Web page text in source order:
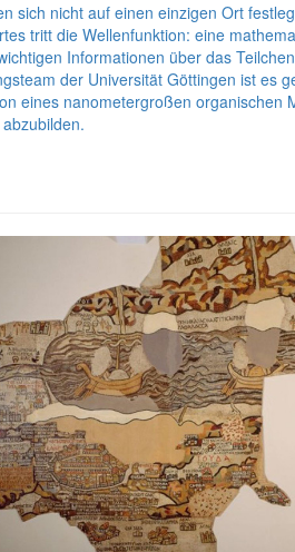
sich nicht auf einen einzigen Ort
tritt die Wellenfunktion: eine
Informationen über das
der Universität Göttingen ist es
eines nanometergroßen organischen